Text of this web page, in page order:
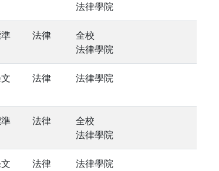
法律學院
法律
全校
法律學院
法律 法律學院
法律
全校
法律學院
法律 法律學院